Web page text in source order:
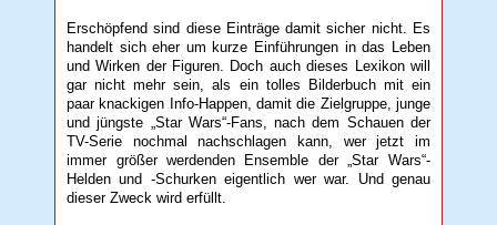
Erschöpfend sind diese Einträge damit sicher nicht. Es
handelt sich eher um kurze Einführungen in das Leben
und Wirken der Figuren. Doch auch dieses Lexikon will
gar nicht mehr sein, als ein tolles Bilderbuch mit ein
paar knackigen Info-Happen, damit die Zielgruppe, junge
und jüngste „Star Wars“-Fans, nach dem Schauen der
TV-Serie nochmal nachschlagen kann, wer jetzt im
immer größer werdenden Ensemble der „Star Wars“-
Helden und -Schurken eigentlich wer war. Und genau
dieser Zweck wird erfüllt.